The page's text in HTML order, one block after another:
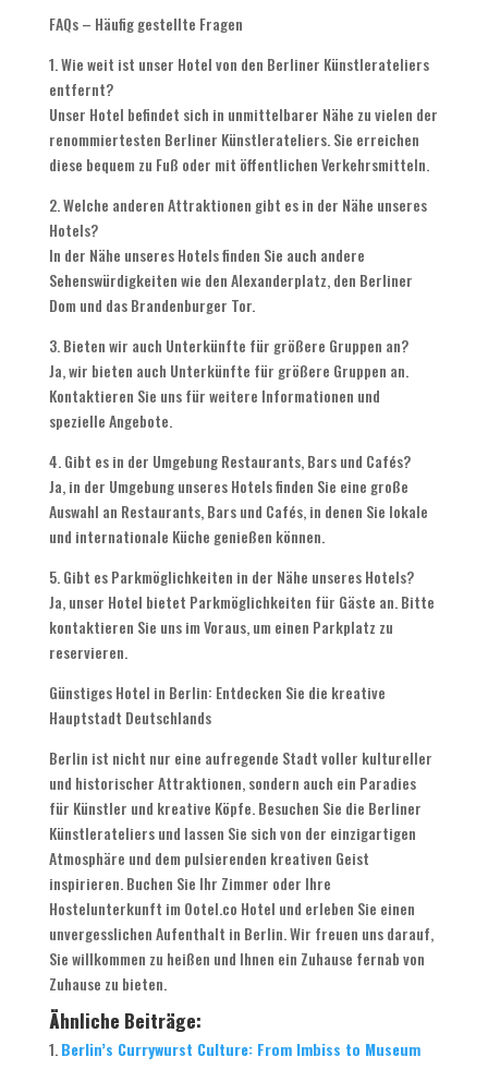
FAQs – Häufig gestellte Fragen
1. Wie weit ist unser Hotel von den Berliner Künstlerateliers
entfernt?
Unser Hotel befindet sich in unmittelbarer Nähe zu vielen der
renommiertesten Berliner Künstlerateliers. Sie erreichen
diese bequem zu Fuß oder mit öffentlichen Verkehrsmitteln.
2. Welche anderen Attraktionen gibt es in der Nähe unseres
Hotels?
In der Nähe unseres Hotels finden Sie auch andere
Sehenswürdigkeiten wie den Alexanderplatz, den Berliner
Dom und das Brandenburger Tor.
3. Bieten wir auch Unterkünfte für größere Gruppen an?
Ja, wir bieten auch Unterkünfte für größere Gruppen an.
Kontaktieren Sie uns für weitere Informationen und
spezielle Angebote.
4. Gibt es in der Umgebung Restaurants, Bars und Cafés?
Ja, in der Umgebung unseres Hotels finden Sie eine große
Auswahl an Restaurants, Bars und Cafés, in denen Sie lokale
und internationale Küche genießen können.
5. Gibt es Parkmöglichkeiten in der Nähe unseres Hotels?
Ja, unser Hotel bietet Parkmöglichkeiten für Gäste an. Bitte
kontaktieren Sie uns im Voraus, um einen Parkplatz zu
reservieren.
Günstiges Hotel in Berlin: Entdecken Sie die kreative
Hauptstadt Deutschlands
Berlin ist nicht nur eine aufregende Stadt voller kultureller
und historischer Attraktionen, sondern auch ein Paradies
für Künstler und kreative Köpfe. Besuchen Sie die Berliner
Künstlerateliers und lassen Sie sich von der einzigartigen
Atmosphäre und dem pulsierenden kreativen Geist
inspirieren. Buchen Sie Ihr Zimmer oder Ihre
Hostelunterkunft im Ootel.co Hotel und erleben Sie einen
unvergesslichen Aufenthalt in Berlin. Wir freuen uns darauf,
Sie willkommen zu heißen und Ihnen ein Zuhause fernab von
Zuhause zu bieten.
Ähnliche Beiträge:
Berlin’s Currywurst Culture: From Imbiss to Museum